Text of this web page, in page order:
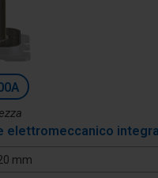
elettromeccanico
mm